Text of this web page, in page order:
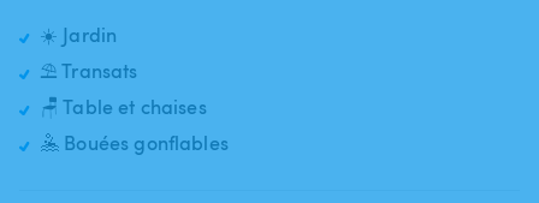
☀️ Jardin
⛱️ Transats
🪑 Table et chaises
🤽 Bouées gonflables